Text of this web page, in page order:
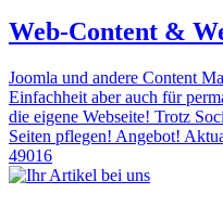
Web-Content &
Joomla und andere Content
Einfachheit aber auch für
die eigene Webseite! Trotz
Seiten pflegen! Angebot!
49016